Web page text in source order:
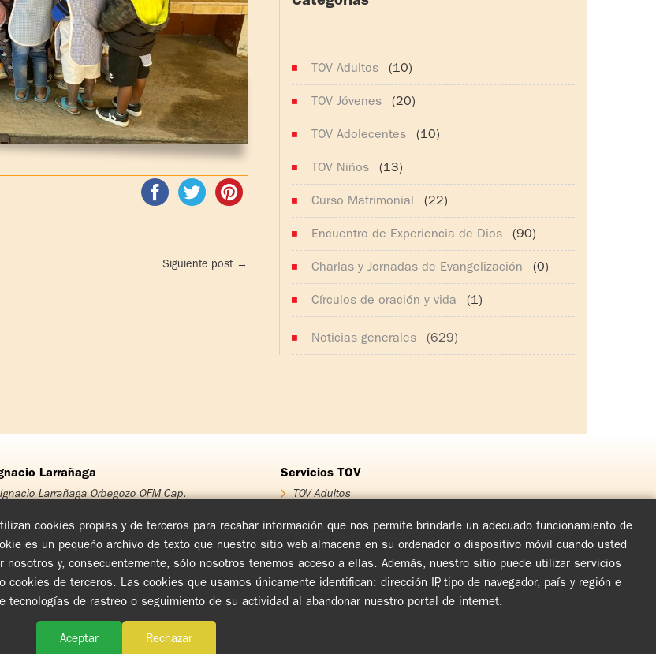
Siguiente post →
TOV Adultos (10)
TOV Adolecentes (10)
TOV Niños (13)
Curso Matrimonial (22)
TOV Jóvenes (20)
Encuentro de Experiencia de Dios (90)
Charlas y Jornadas de Evangelización (0)
Círculos de oración y vida (1)
Noticias generales (629)
Larrañaga
Larrañaga Orbegozo OFM Cap.
Ignacio Larrañaga
Servicios TOV
TOV Adultos
TOV Adolescentes
Curso Matrimonial
Encuentro de Experiencia de Dios
Charlas y Jornadas de Evangelización
Aviso de Privacidad Estructura Guías Registrados
cookies propias y de terceros para recabar información que nos permite brindarle un adecuado funcionamiento de
es un pequeño archivo de texto que nuestro sitio web almacena en su ordenador o dispositivo móvil cuando usted
y, consecuentemente, sólo nosotros tenemos acceso a ellas. Además, nuestro sitio puede utilizar servicios
de terceros. Las cookies que usamos únicamente identifican: dirección IP, tipo de navegador, país y región e
de rastreo o seguimiento de su actividad al abandonar nuestro portal de internet.
Aceptar Rechazar